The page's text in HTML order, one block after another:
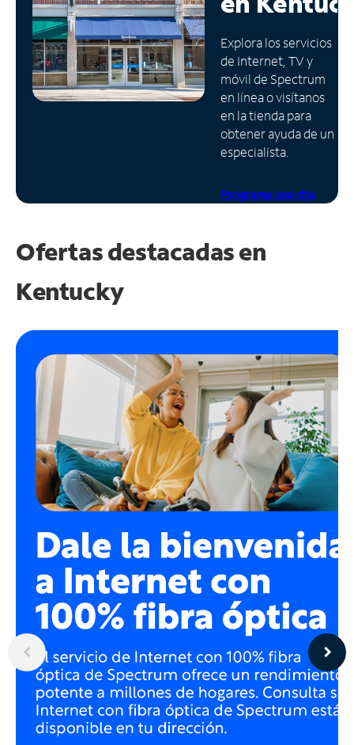
Administrar
cuenta
Encuentra
una
tienda
Explora los servicios
de Internet, TV y
móvil de Spectrum
en línea o visítanos
en la tienda para
obtener ayuda de un
especialista.
Programa una cita
Ofertas destacadas en
Kentucky